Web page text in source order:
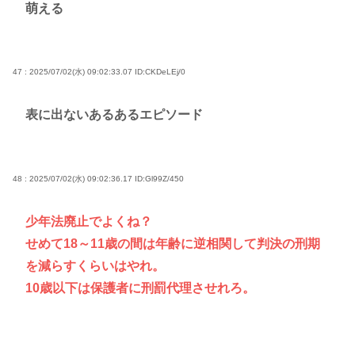
萌える
47 : 2025/07/02(水) 09:02:33.07 ID:CKDeLEj/0
表に出ないあるあるエピソード
48 : 2025/07/02(水) 09:02:36.17 ID:Gl99Z/450
少年法廃止でよくね？
せめて18～11歳の間は年齢に逆相関して判決の刑期
を減らすくらいはやれ。
10歳以下は保護者に刑罰代理させれろ。